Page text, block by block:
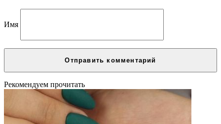
Имя
Рекомендуем прочитать